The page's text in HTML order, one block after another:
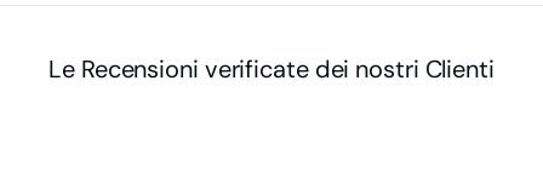
Le Recensioni verificate dei nostri Clienti